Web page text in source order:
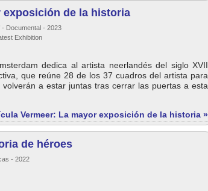
exposición de la historia
Documental - 2023
Exhibition
dedica al artista neerlandés del siglo XVII
que reúne 28 de los 37 cuadros del artista para
a estar juntas tras cerrar las puertas a esta
Vermeer: La mayor exposición de la historia »
de héroes
- 2022